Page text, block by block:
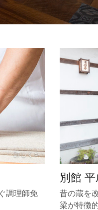
調理師免
別館
昔の蔵を
梁が特徴